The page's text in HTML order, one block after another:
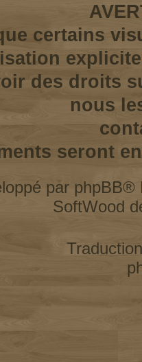
certains
des droits
nous
seront
par phpBB®
SoftWood